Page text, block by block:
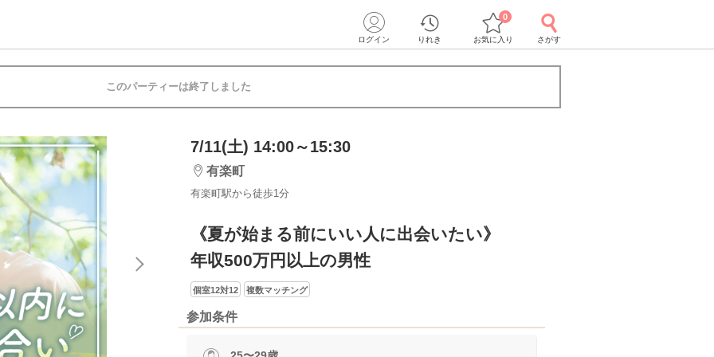
ログイン りれき お気に入り
0
さがす
このパーティーは終了しました
7/11(土) 14:00～15:30
有楽町
有楽町駅から徒歩1分
《夏が始まる前にいい人に出会いたい》
年収500万円以上の男性
個室12対12 複数マッチング
参加条件